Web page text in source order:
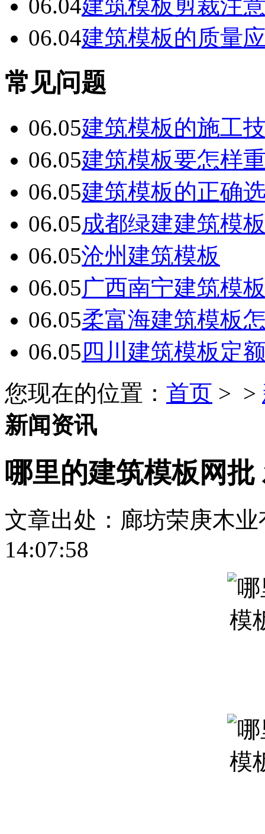
06.04建筑模板剪裁注
06.04建筑模板的质量
常见问题
06.05建筑模板的施工
06.05建筑模板要怎样
06.05建筑模板的正确
06.05成都绿建建筑模
06.05沧州建筑模板
06.05广西南宁建筑模
06.05柔富海建筑模板
06.05 四川建筑模板定
您现在的位置： 首页 > >
新闻资讯
哪里的建筑模板网批
文章出处：廊坊荣庚木
14:07:58